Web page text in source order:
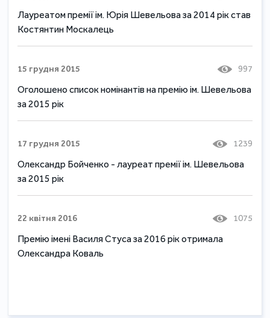
Лауреатом премії ім. Юрія Шевельова за 2014 рік став
Костянтин Москалець
15 грудня 2015 997
Оголошено список номінантів на премію ім. Шевельова
за 2015 рік
17 грудня 2015 1239
Олександр Бойченко - лауреат премії ім. Шевельова
за 2015 рік
22 квітня 2016 1075
Премію імені Василя Стуса за 2016 рік отримала
Олександра Коваль